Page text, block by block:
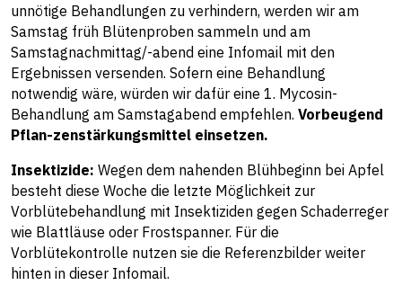
unnötige Behandlungen zu verhindern, werden wir am
Samstag früh Blütenproben sammeln und am
Samstagnachmittag/-abend eine Infomail mit den
Ergebnissen versenden. Sofern eine Behandlung
notwendig wäre, würden wir dafür eine 1. Mycosin-
Behandlung am Samstagabend empfehlen. Vorbeugend
Pflan-zenstärkungsmittel einsetzen.
Insektizide: Wegen dem nahenden Blühbeginn bei Apfel
besteht diese Woche die letzte Möglichkeit zur
Vorblütebehandlung mit Insektiziden gegen Schaderreger
wie Blattläuse oder Frostspanner. Für die
Vorblütekontrolle nutzen sie die Referenzbilder weiter
hinten in dieser Infomail.